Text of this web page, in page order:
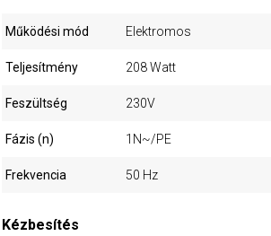
Működési mód Elektromos
Teljesítmény 208 Watt
Feszültség 230V
Fázis (n) 1N~/PE
Frekvencia 50 Hz
Kézbesítés